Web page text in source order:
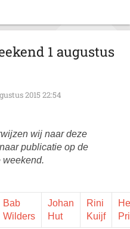
1 augustus
2015 22:54
wij naar deze
publicatie op de
weekend.
Bab
Wilders
Johan
Hut
Rini
Kuijf